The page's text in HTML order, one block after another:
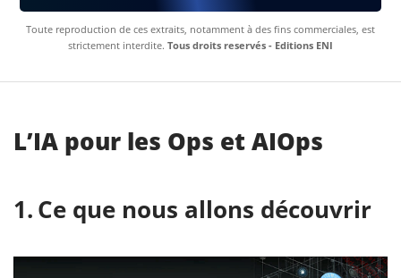
Toute reproduction de ces extraits, notamment à des fins commerciales, est
strictement interdite. Tous droits reservés - Editions ENI
L’IA pour les Ops et AIOps
Ce que nous allons découvrir